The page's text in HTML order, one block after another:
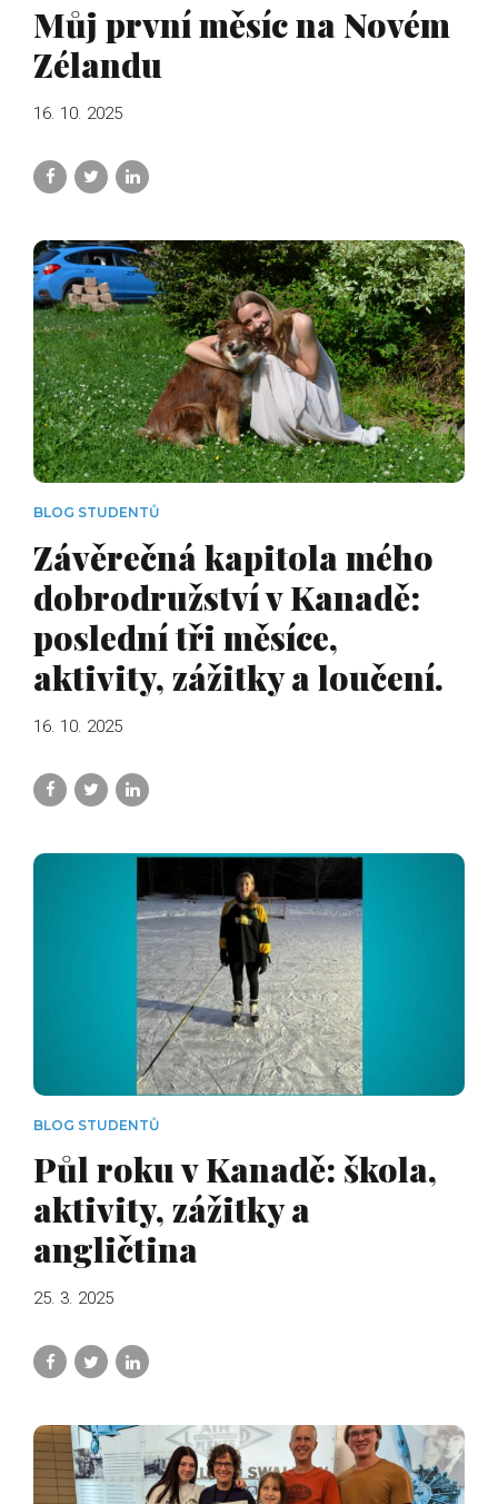
Můj první měsíc na Novém
Zélandu
16. 10. 2025
BLOG STUDENTŮ
Závěrečná kapitola mého
dobrodružství v Kanadě:
poslední tři měsíce,
aktivity, zážitky a loučení.
16. 10. 2025
BLOG STUDENTŮ
Půl roku v Kanadě: škola,
aktivity, zážitky a
angličtina
25. 3. 2025